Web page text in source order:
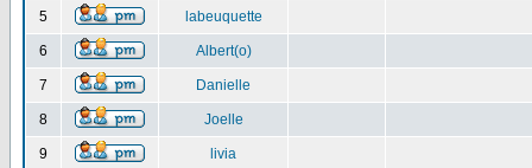
5 labeuquette
6 Albert(o)
7 Danielle
8 Joelle
9 livia